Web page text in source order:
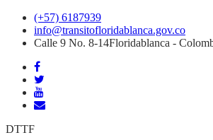
(+57) 6187939
info@transitofloridablanca.gov.co
Calle 9 No. 8-14Floridablanca -
DTTF